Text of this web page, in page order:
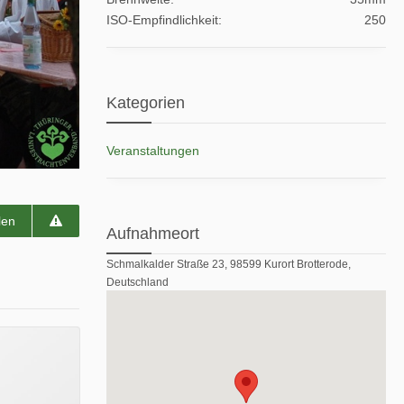
ISO-Empfindlichkeit
250
Kategorien
Veranstaltungen
Aufnahmeort
Schmalkalder Straße 23, 98599 Kurort Brotterode,
Deutschland